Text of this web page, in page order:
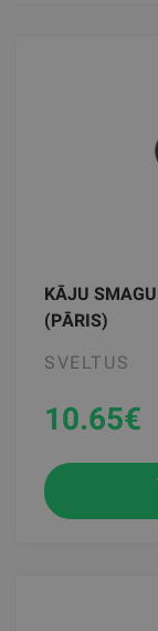
KĀJU
(PĀRIS)
SVELTUS
10.65€